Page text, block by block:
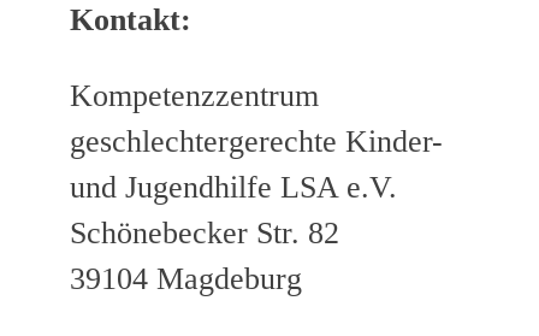
Kontakt:
Kompetenzzentrum
geschlechtergerechte Kinder-
und Jugendhilfe LSA e.V.
Schönebecker Str. 82
39104 Magdeburg